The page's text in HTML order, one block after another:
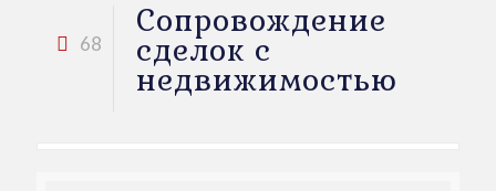
68
Сопровождение
сделок с
недвижимостью